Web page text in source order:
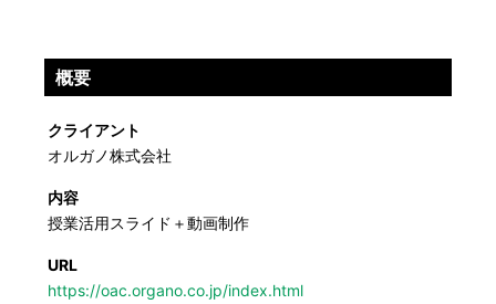
概要
クライアント
オルガノ株式会社
内容
授業活用スライド＋動画制作
URL
https://oac.organo.co.jp/index.html